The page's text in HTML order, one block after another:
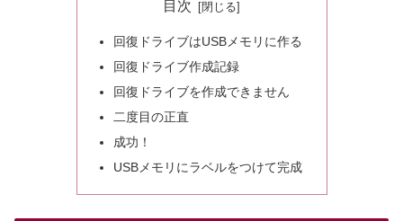
目次
回復ドライブはUSBメモリに作る
回復ドライブ作成記録
回復ドライブを作成できません
二度目の正直
成功！
USBメモリにラベルをつけて完成